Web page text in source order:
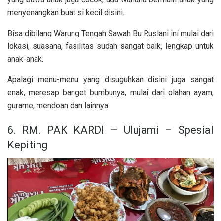
menyenangkan buat si kecil disini.
Bisa dibilang Warung Tengah Sawah Bu Ruslani ini mulai dari
lokasi, suasana, fasilitas sudah sangat baik, lengkap untuk
anak-anak.
Apalagi menu-menu yang disuguhkan disini juga sangat
enak, meresap banget bumbunya, mulai dari olahan ayam,
gurame, mendoan dan lainnya.
6. RM. PAK KARDI – Ulujami – Spesial
Kepiting